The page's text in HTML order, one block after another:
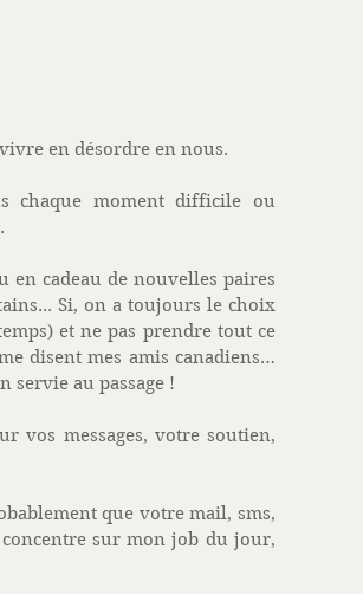
en désordre en nous.
chaque moment difficile ou
en cadeau de nouvelles paires
Si, on a toujours le choix
et ne pas prendre tout ce
disent mes amis canadiens…
servie au passage !
vos messages, votre soutien,
que votre mail, sms,
sur mon job du jour,